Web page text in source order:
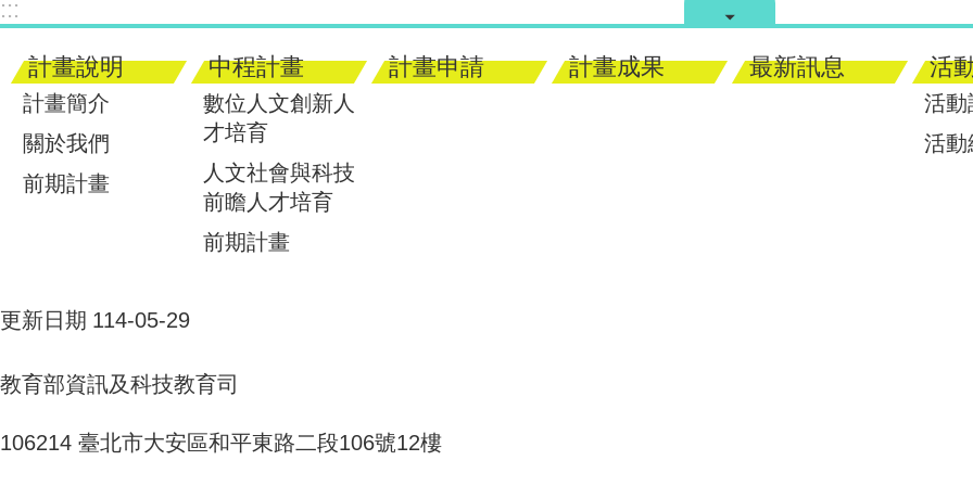
:::
計畫說明
計畫簡介
關於我們
前期計畫
中程計畫
數位人文創新人
才培育
人文社會與科技
前瞻人才培育
前期計畫
計畫申請 計畫成果 最新訊息 活
活動
活動
更新日期 114-05-29
教育部資訊及科技教育司
106214 臺北市大安區和平東路二段106號12樓